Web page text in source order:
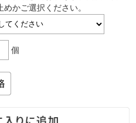
めかご選択ください。
個